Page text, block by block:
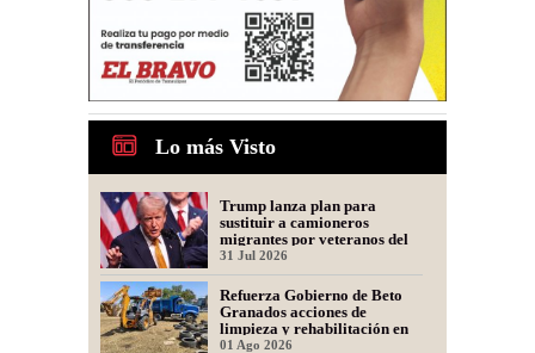
Lo más Visto
Trump lanza plan para
sustituir a camioneros
migrantes por veteranos del
Ejército
31 Jul 2026
Refuerza Gobierno de Beto
Granados acciones de
limpieza y rehabilitación en
Los Presidentes
01 Ago 2026